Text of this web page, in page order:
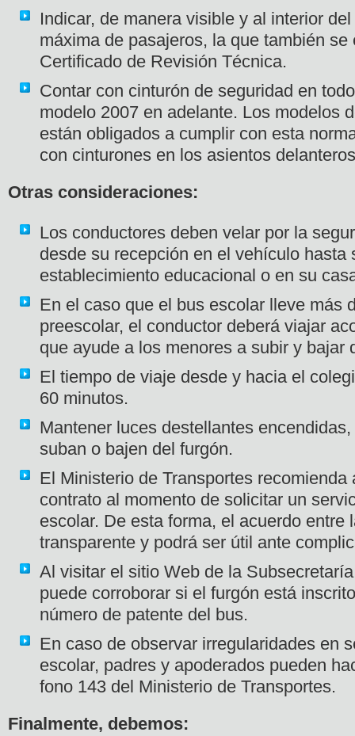
Indicar, de manera visible y al interior
máxima de pasajeros, la que también se
Certificado de Revisión Técnica.
Contar con cinturón de seguridad en
modelo 2007 en adelante. Los modelos
están obligados a cumplir con esta
con cinturones en los asientos
Otras consideraciones:
Los conductores deben velar por la
desde su recepción en el vehículo hasta
establecimiento educacional o en su
En el caso que el bus escolar lleve más
preescolar, el conductor deberá viajar
que ayude a los menores a subir y bajar
El tiempo de viaje desde y hacia el
60 minutos.
Mantener luces destellantes
suban o bajen del furgón.
El Ministerio de Transportes recomienda
contrato al momento de solicitar un
escolar. De esta forma, el acuerdo entre
transparente y podrá ser útil ante
Al visitar el sitio Web de la
puede corroborar si el furgón está
número de patente del bus.
En caso de observar irregularidades en
escolar, padres y apoderados pueden
fono 143 del Ministerio de Transportes.
Finalmente, debemos: